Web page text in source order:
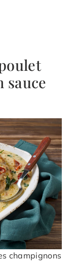
sauce
champignons